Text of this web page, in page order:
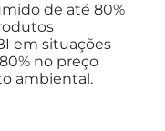
de até 80%
em situações
no preço
ambiental.